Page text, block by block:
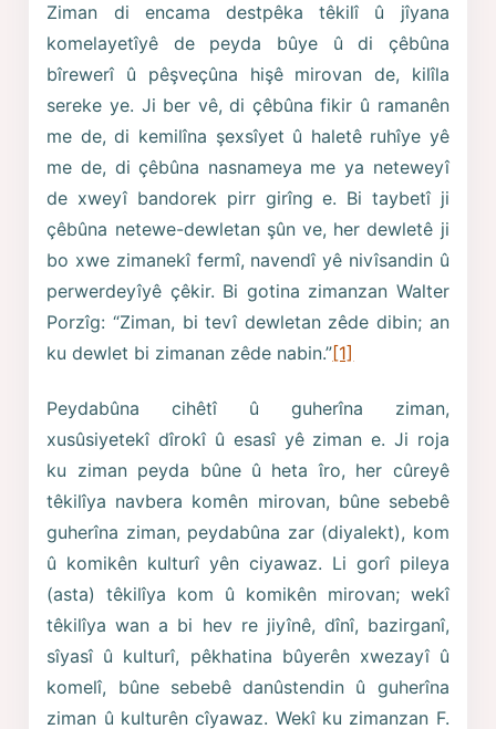
Ziman di encama destpêka têkilî û jîyana
komelayetîyê de peyda bûye û di çêbûna
bîrewerî û pêşveçûna hişê mirovan de, kilîla
sereke ye. Ji ber vê, di çêbûna fikir û ramanên
me de, di kemilîna şexsîyet û haletê ruhîye yê
me de, di çêbûna nasnameya me ya neteweyî
de xweyî bandorek pirr girîng e. Bi taybetî ji
çêbûna netewe-dewletan şûn ve, her dewletê ji
bo xwe zimanekî fermî, navendî yê nivîsandin û
perwerdeyîyê çêkir. Bi gotina zimanzan Walter
Porzîg: “Ziman, bi tevî dewletan zêde dibin; an
ku dewlet bi zimanan zêde nabin.”[1]
Peydabûna cihêtî û guherîna ziman,
xusûsiyetekî dîrokî û esasî yê ziman e. Ji roja
ku ziman peyda bûne û heta îro, her cûreyê
têkilîya navbera komên mirovan, bûne sebebê
guherîna ziman, peydabûna zar (diyalekt), kom
û komikên kulturî yên ciyawaz. Li gorî pileya
(asta) têkilîya kom û komikên mirovan; wekî
têkilîya wan a bi hev re jiyînê, dînî, bazirganî,
sîyasî û kulturî, pêkhatina bûyerên xwezayî û
komelî, bûne sebebê danûstendin û guherîna
ziman û kulturên cîyawaz. Wekî ku zimanzan F.